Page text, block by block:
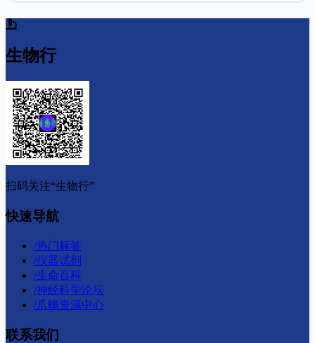
生物行
扫码关注“生物行”
快速导航
/热门标签
/仪器试剂
/生命百科
/神经科学论坛
/爪蟾资源中心
联系我们